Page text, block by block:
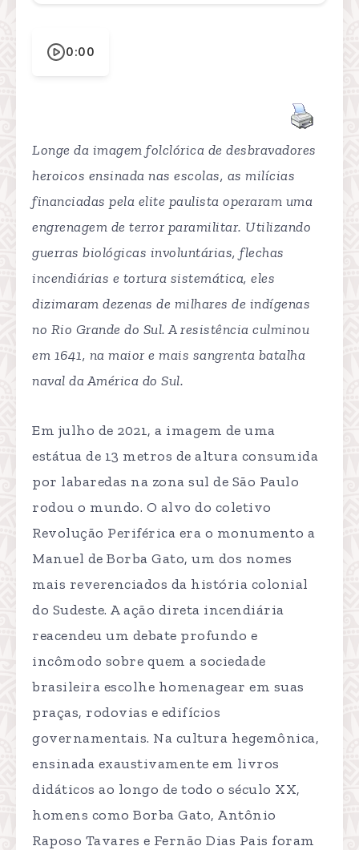
0:00
Longe da imagem folclórica de desbravadores
heroicos ensinada nas escolas, as milícias
financiadas pela elite paulista operaram uma
engrenagem de terror paramilitar. Utilizando
guerras biológicas involuntárias, flechas
incendiárias e tortura sistemática, eles
dizimaram dezenas de milhares de indígenas
no Rio Grande do Sul. A resistência culminou
em 1641, na maior e mais sangrenta batalha
naval da América do Sul.
Em julho de 2021, a imagem de uma
estátua de 13 metros de altura consumida
por labaredas na zona sul de São Paulo
rodou o mundo. O alvo do coletivo
Revolução Periférica era o monumento a
Manuel de Borba Gato, um dos nomes
mais reverenciados da história colonial
do Sudeste. A ação direta incendiária
reacendeu um debate profundo e
incômodo sobre quem a sociedade
brasileira escolhe homenagear em suas
praças, rodovias e edifícios
governamentais. Na cultura hegemônica,
ensinada exaustivamente em livros
didáticos ao longo de todo o século XX,
homens como Borba Gato, Antônio
Raposo Tavares e Fernão Dias Pais foram